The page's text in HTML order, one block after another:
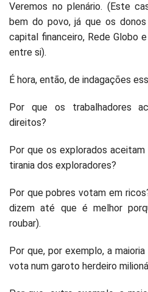
Veremos no plenário. (Este
bem do povo, já que os
capital financeiro, Rede Globo
entre si).
É hora, então, de indagações
Por que os trabalhadores
direitos?
Por que os explorados
tirania dos exploradores?
Por que pobres votam em
dizem até que é melhor
roubar).
Por que, por exemplo, a
vota num garoto herdeiro